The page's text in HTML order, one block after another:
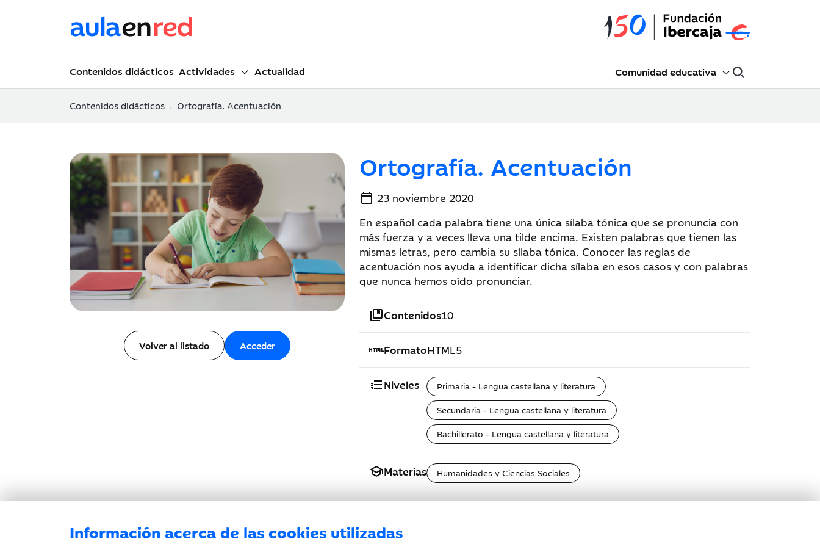
Información acerca de las cookies utilizadas
Contenidos didácticos Actividades Actualidad Comunidad educativa
Contenidos didácticos Ortografía. Acentuación
Volver al listado Acceder
Ortografía. Acentuación
calendar_today 23 noviembre 2020
En español cada palabra tiene una única sílaba tónica que se pronuncia con
más fuerza y a veces lleva una tilde encima. Existen palabras que tienen las
mismas letras, pero cambia su sílaba tónica. Conocer las reglas de
acentuación nos ayuda a identificar dicha sílaba en esos casos y con palabras
que nunca hemos oído pronunciar.
collections_bookmarkContenidos10
htmlFormatoHTML5
format_list_numberedNiveles
Primaria - Lengua castellana y literatura
Secundaria - Lengua castellana y literatura
Bachillerato - Lengua castellana y literatura
schoolMaterias Humanidades y Ciencias Sociales